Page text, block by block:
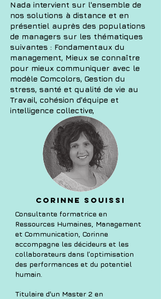
Nada intervient sur l'ensemble de
nos solutions à distance et en
présentiel auprès des populations
de managers sur les thématiques
suivantes : Fondamentaux du
management, Mieux se connaître
pour mieux communiquer avec le
modèle Comcolors, Gestion du
stress, santé et qualité de vie au
Travail, cohésion d'équipe et
intelligence collective,
Corinne SOUIssi
Consultante formatrice en
Ressources Humaines, Management
et Communication, Corinne
accompagne les décideurs et les
collaborateurs dans l’optimisation
des performances et du potentiel
humain.
Titulaire d'un Master 2 en